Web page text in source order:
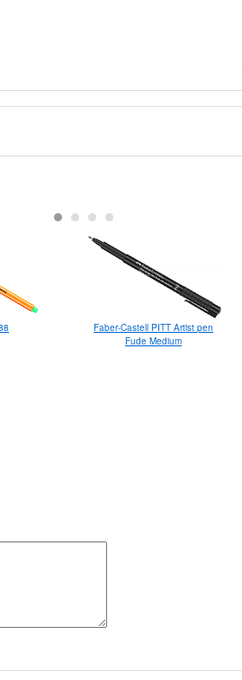
Faber-Castell PITT Artist pen
Fude Medium